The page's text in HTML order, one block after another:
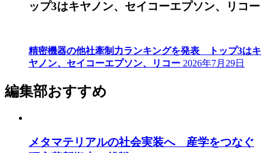
ップ3はキヤノン、セイコーエプソン、リコー
精密機器の他社牽制力ランキングを発表 トップ3はキ
ヤノン、セイコーエプソン、リコー 2026年7月29日
編集部おすすめ
メタマテリアルの社会実装へ 産学をつなぐ